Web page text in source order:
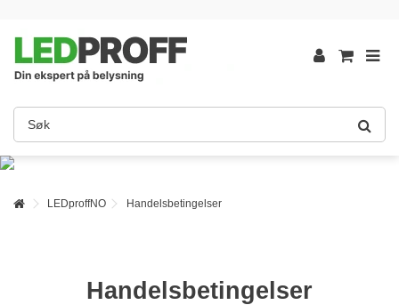
LEDproffNO Handelsbetingelser
Handelsbetingelser